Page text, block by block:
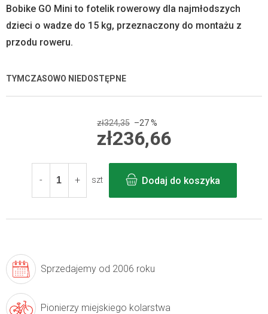
TYMCZASOWO NIEDOSTĘPNE
Bobike GO Mini to fotelik rowerowy dla najmłodszych
dzieci o wadze do 15 kg, przeznaczony do montażu z
przodu roweru.
zł324,35 –27 %
zł236,66
jednostkowa:
szt
Dodaj do koszyka
Sprzedajemy od 2006 roku
Pionierzy miejskiego kolarstwa